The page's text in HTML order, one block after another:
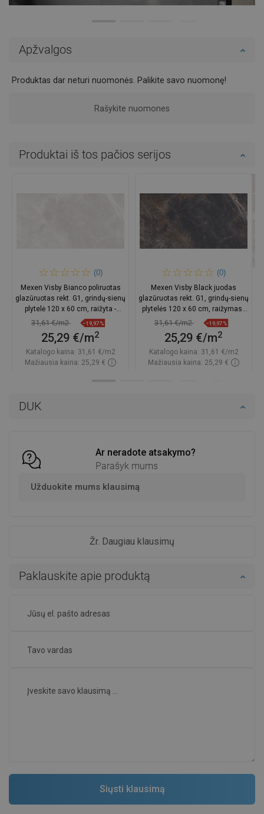
DUK
Ar neradote atsakymo?
Parašyk mums
Užduokite mums klausimą
Žr. Daugiau klausimų
Apžvalgos
Produktas dar neturi nuomonės. Palikite savo nuomonę!
Rašykite nuomones
Paklauskite apie produktą
Produktai iš tos pačios serijos
(0)
Mexen Visby Bianco poliruotas
glazūruotas rekt. G1, grindų-sienų
plytelė 120 x 60 cm, raižyta -
TL428-120-060-01
31,61 €/m2 −19,97%
25,29 €/m2
Katalogo kaina: 31,61 €/m2
Mažiausia kaina: 25,29 €
(0)
Mexen Visby Black juodas
glazūruotas rekt. G1, grindų-sienų
plytelės 120 x 60 cm, raižymas -
TL428-120-060-02
31,61 €/m2 −19,97%
25,29 €/m2
Katalogo kaina: 31,61 €/m2
Mažiausia kaina: 25,29 €